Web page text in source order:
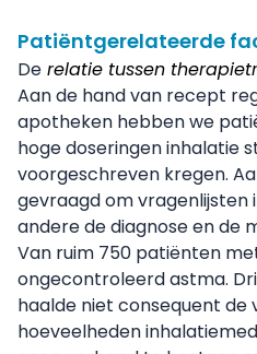
Patiëntgerelateerde
De relatie tussen
Aan de hand van recept
apotheken hebben we
hoge doseringen inhalatie
voorgeschreven kregen.
gevraagd om vragenlijsten
andere de diagnose en de
Van ruim 750 patiënten
ongecontroleerd astma.
haalde niet consequent de
hoeveelheden